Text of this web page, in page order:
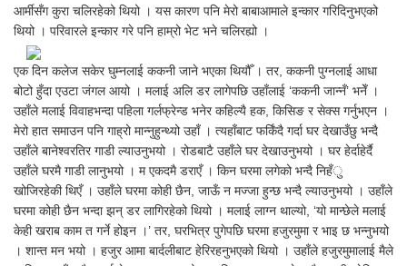
आर्मीसँग कुरा चलिरहेको थियो । यस कारण पनि मेरो बाबाआमाले इन्कार गरिदिनुभएको
थियो । परिवारले इन्कार गरे पनि हाम्रो भेट भने चलिरह्यो ।
एक दिन कलेज सकेर घुम्नलाई ककनी जाने भएका थियौँ । तर, ककनी पुग्नलाई आधा
बोटो हुँदा एउटा जंगल आयो । मलाई अलि डर लागेपछि उहाँलाई ‘ककनी जान्नँ’ भनेँ ।
उहाँले मलाई विवाहभन्दा पहिला गर्लफ्रेन्ड भनेर कहिल्यै हक, किसिङ र सेक्स गर्नुभएन ।
मेरो हात समाउन पनि गाह्रो मान्नुहुन्थ्यो उहाँ । त्यहाँबाट फर्किंदै गर्दा घर देखाउँछु भन्दै
उहाँले बानेश्वरतिर गाडी ल्याउनुभयो । रोडबाटै उहाँले घर देखाउनुभयो । घर हेर्दाहेर्दै
उहाँले घरमै गाडी लानुभयो । म एकदमै डराएँ । किन घरमा लगेको भन्दै निहँु
खोजिरहेकी थिएँ । उहाँले घरमा कोही छैन, जाऊँ न मज्जा हुन्छ भन्दै ल्याउनुभयो । उहाँले
घरमा कोही छैन भन्दा झन् डर लागिरहेको थियो । मलाई लाग्न थाल्यो, ‘यो मान्छेले मलाई
केही खराब काम त गर्ने होइन ।’ तर, घरभित्र पुगेपछि घरमा हजुरमुमा र भाइ छ भन्नुभयो
। शान्त मन भयो । हजुर आमा बार्दलीबाट हेरिरहनुभएको थियो । उहाँले हजुरमुमालाई मैले